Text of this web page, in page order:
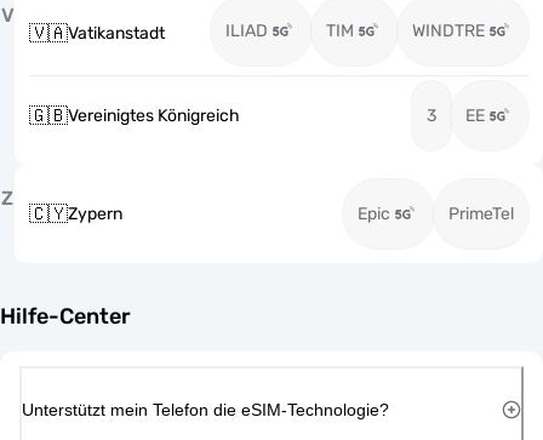
V
🇻🇦Vatikanstadt ILIAD TIM WINDTRE
🇬🇧Vereinigtes Königreich 3 EE
Z
🇨🇾Zypern Epic PrimeTel
Hilfe-Center
Unterstützt mein Telefon die eSIM-Technologie?